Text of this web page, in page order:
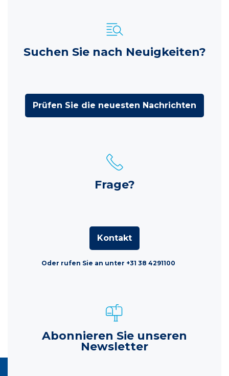
Suchen Sie nach Neuigkeiten?
Prüfen Sie die neuesten Nachrichten
Frage?
Kontakt
Oder rufen Sie an unter +31 38 4291100
Abonnieren Sie unseren
Newsletter